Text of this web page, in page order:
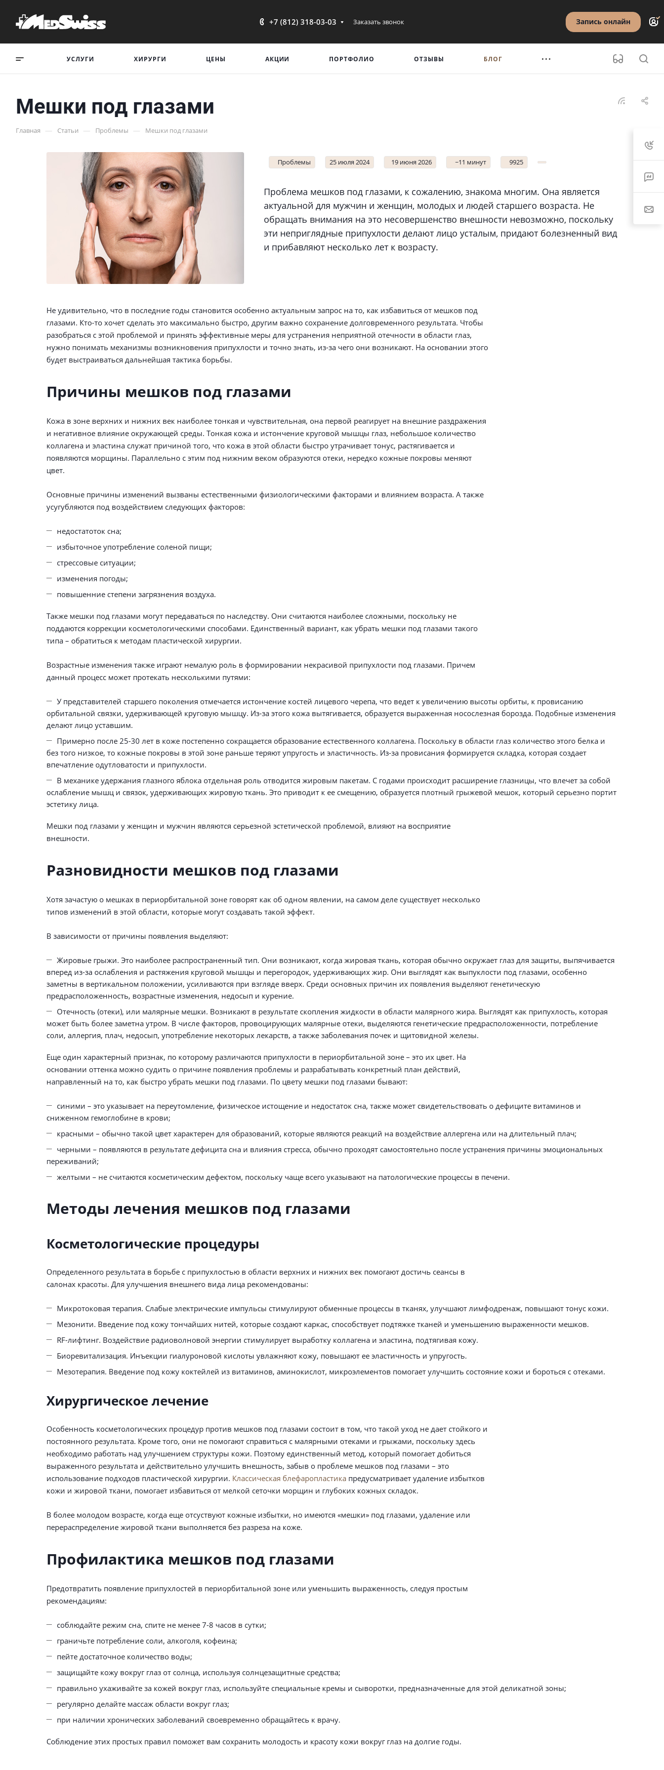
+7 (812) 318-03-03 Заказать звонок Запись онлайн
УСЛУГИ ХИРУРГИ ЦЕНЫ АКЦИИ ПОРТФОЛИО ОТЗЫВЫ БЛОГ
Мешки под глазами
Главная — Статьи — Проблемы — Мешки под глазами
Проблемы 25 июля 2024 19 июня 2026 ~11 минут 9925
Проблема мешков под глазами, к сожалению, знакома многим. Она является
актуальной для мужчин и женщин, молодых и людей старшего возраста. Не
обращать внимания на это несовершенство внешности невозможно, поскольку
эти неприглядные припухлости делают лицо усталым, придают болезненный вид
и прибавляют несколько лет к возрасту.
Не удивительно, что в последние годы становится особенно актуальным запрос на то, как избавиться от мешков под
глазами. Кто-то хочет сделать это максимально быстро, другим важно сохранение долговременного результата. Чтобы
разобраться с этой проблемой и принять эффективные меры для устранения неприятной отечности в области глаз,
нужно понимать механизмы возникновения припухлости и точно знать, из-за чего они возникают. На основании этого
будет выстраиваться дальнейшая тактика борьбы.
Причины мешков под глазами
Кожа в зоне верхних и нижних век наиболее тонкая и чувствительная, она первой реагирует на внешние раздражения
и негативное влияние окружающей среды. Тонкая кожа и истончение круговой мышцы глаз, небольшое количество
коллагена и эластина служат причиной того, что кожа в этой области быстро утрачивает тонус, растягивается и
появляются морщины. Параллельно с этим под нижним веком образуются отеки, нередко кожные покровы меняют
цвет.
Основные причины изменений вызваны естественными физиологическими факторами и влиянием возраста. А также
усугубляются под воздействием следующих факторов:
недостатоток сна;
избыточное употребление соленой пищи;
стрессовые ситуации;
изменения погоды;
повышенние степени загрязнения воздуха.
Также мешки под глазами могут передаваться по наследству. Они считаются наиболее сложными, поскольку не
поддаются коррекции косметологическими способами. Единственный вариант, как убрать мешки под глазами такого
типа – обратиться к методам пластической хирургии.
Возрастные изменения также играют немалую роль в формировании некрасивой припухлости под глазами. Причем
данный процесс может протекать несколькими путями:
У представителей старшего поколения отмечается истончение костей лицевого черепа, что ведет к увеличению высоты орбиты, к провисанию
орбитальной связки, удерживающей круговую мышцу. Из-за этого кожа вытягивается, образуется выраженная носослезная борозда. Подобные изменения
делают лицо уставшим.
Примерно после 25-30 лет в коже постепенно сокращается образование естественного коллагена. Поскольку в области глаз количество этого белка и
без того низкое, то кожные покровы в этой зоне раньше теряют упругость и эластичность. Из-за провисания формируется складка, которая создает
впечатление одутловатости и припухлости.
В механике удержания глазного яблока отдельная роль отводится жировым пакетам. С годами происходит расширение глазницы, что влечет за собой
ослабление мышц и связок, удерживающих жировую ткань. Это приводит к ее смещению, образуется плотный грыжевой мешок, который серьезно портит
эстетику лица.
Мешки под глазами у женщин и мужчин являются серьезной эстетической проблемой, влияют на восприятие
внешности.
Разновидности мешков под глазами
Хотя зачастую о мешках в периорбитальной зоне говорят как об одном явлении, на самом деле существует несколько
типов изменений в этой области, которые могут создавать такой эффект.
В зависимости от причины появления выделяют:
Жировые грыжи. Это наиболее распространенный тип. Они возникают, когда жировая ткань, которая обычно окружает глаз для защиты, выпячивается
вперед из-за ослабления и растяжения круговой мышцы и перегородок, удерживающих жир. Они выглядят как выпуклости под глазами, особенно
заметны в вертикальном положении, усиливаются при взгляде вверх. Среди основных причин их появления выделяют генетическую
предрасположенность, возрастные изменения, недосып и курение.
Отечность (отеки), или малярные мешки. Возникают в результате скопления жидкости в области малярного жира. Выглядят как припухлость, которая
может быть более заметна утром. В числе факторов, провоцирующих малярные отеки, выделяются генетические предрасположенности, потребление
соли, аллергия, плач, недосып, употребление некоторых лекарств, а также заболевания почек и щитовидной железы.
Еще один характерный признак, по которому различаются припухлости в периорбитальной зоне – это их цвет. На
основании оттенка можно судить о причине появления проблемы и разрабатывать конкретный план действий,
направленный на то, как быстро убрать мешки под глазами. По цвету мешки под глазами бывают:
синими – это указывает на переутомление, физическое истощение и недостаток сна, также может свидетельствовать о дефиците витаминов и
сниженном гемоглобине в крови;
красными – обычно такой цвет характерен для образований, которые являются реакций на воздействие аллергена или на длительный плач;
черными – появляются в результате дефицита сна и влияния стресса, обычно проходят самостоятельно после устранения причины эмоциональных
переживаний;
желтыми – не считаются косметическим дефектом, поскольку чаще всего указывают на патологические процессы в печени.
Методы лечения мешков под глазами
Косметологические процедуры
Определенного результата в борьбе с припухлостью в области верхних и нижних век помогают достичь сеансы в
салонах красоты. Для улучшения внешнего вида лица рекомендованы:
Микротоковая терапия. Слабые электрические импульсы стимулируют обменные процессы в тканях, улучшают лимфодренаж, повышают тонус кожи.
Мезонити. Введение под кожу тончайших нитей, которые создают каркас, способствует подтяжке тканей и уменьшению выраженности мешков.
RF-лифтинг. Воздействие радиоволновой энергии стимулирует выработку коллагена и эластина, подтягивая кожу.
Биоревитализация. Инъекции гиалуроновой кислоты увлажняют кожу, повышают ее эластичность и упругость.
Мезотерапия. Введение под кожу коктейлей из витаминов, аминокислот, микроэлементов помогает улучшить состояние кожи и бороться с отеками.
Хирургическое лечение
Особенность косметологических процедур против мешков под глазами состоит в том, что такой уход не дает стойкого и
постоянного результата. Кроме того, они не помогают справиться с малярными отеками и грыжами, поскольку здесь
необходимо работать над улучшением структуры кожи. Поэтому единственный метод, который помогает добиться
выраженного результата и действительно улучшить внешность, забыв о проблеме мешков под глазами – это
использование подходов пластической хирургии. Классическая блефаропластика предусматривает удаление избытков
кожи и жировой ткани, помогает избавиться от мелкой сеточки морщин и глубоких кожных складок.
В более молодом возрасте, когда еще отсуствуют кожные избытки, но имеются «мешки» под глазами, удаление или
перераспределение жировой ткани выполняется без разреза на коже.
Профилактика мешков под глазами
Предотвратить появление припухлостей в периорбитальной зоне или уменьшить выраженность, следуя простым
рекомендациям:
соблюдайте режим сна, спите не менее 7-8 часов в сутки;
граничьте потребление соли, алкоголя, кофеина;
пейте достаточное количество воды;
защищайте кожу вокруг глаз от солнца, используя солнцезащитные средства;
правильно ухаживайте за кожей вокруг глаз, используйте специальные кремы и сыворотки, предназначенные для этой деликатной зоны;
регулярно делайте массаж области вокруг глаз;
при наличии хронических заболеваний своевременно обращайтесь к врачу.
Соблюдение этих простых правил поможет вам сохранить молодость и красоту кожи вокруг глаз на долгие годы.